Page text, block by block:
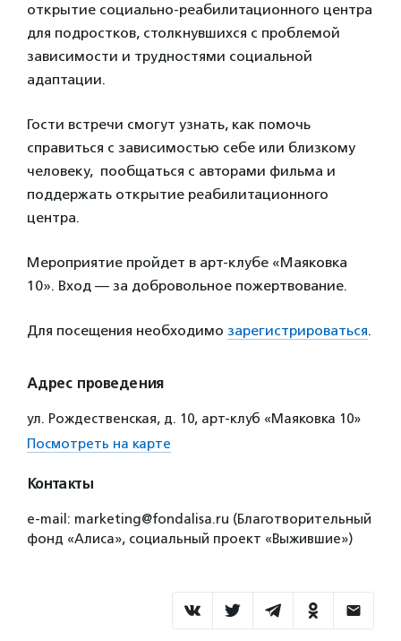
открытие социально-реабилитационного центра
для подростков, столкнувшихся с проблемой
зависимости и трудностями социальной
адаптации.
Гости встречи смогут узнать, как помочь
справиться с зависимостью себе или близкому
человеку, пообщаться с авторами фильма и
поддержать открытие реабилитационного
центра.
Мероприятие пройдет в арт-клубе «Маяковка
10». Вход — за добровольное пожертвование.
Для посещения необходимо зарегистрироваться.
Адрес проведения
ул. Рождественская, д. 10, арт-клуб «Маяковка 10»
Посмотреть на карте
Контакты
e-mail: marketing@fondalisa.ru (Благотворительный
фонд «Алиса», социальный проект «Выжившие»)